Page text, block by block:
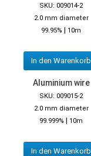
SKU: 009014-2
2.0 mm diameter
99.95% | 10m
In den Warenkorb
Aluminium wire
SKU: 009015-2
2.0 mm diameter
99.999% | 10m
In den Warenkorb